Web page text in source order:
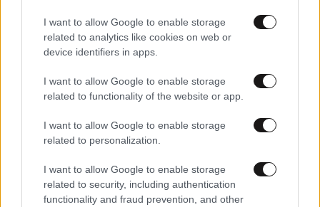
I want to allow Google to enable storage
related to analytics like cookies on web or
device identifiers in apps.
I want to allow Google to enable storage
related to functionality of the website or app.
I want to allow Google to enable storage
related to personalization.
I want to allow Google to enable storage
related to security, including authentication
functionality and fraud prevention, and other
ΠΕΡΙΣΣΟΤΕΡΑ ΑΠΟ ΤΟ LIFESTYLE